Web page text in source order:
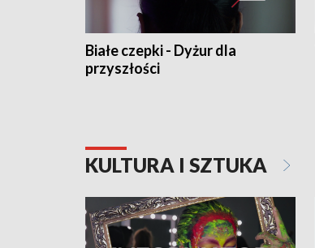
Białe czepki - Dyżur dla
przyszłości
KULTURA I SZTUKA